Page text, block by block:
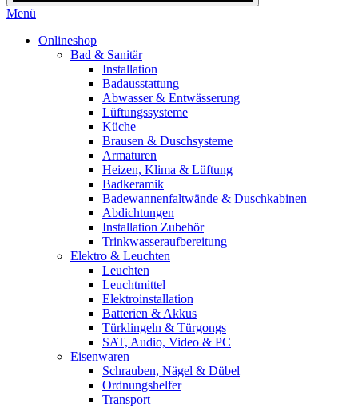
Menü
Onlineshop
Bad & Sanitär
Installation
Badausstattung
Abwasser & Entwässerung
Lüftungssysteme
Küche
Brausen & Duschsysteme
Armaturen
Heizen, Klima & Lüftung
Badkeramik
Badewannenfaltwände & Duschkabinen
Abdichtungen
Installation Zubehör
Trinkwasseraufbereitung
Elektro & Leuchten
Leuchten
Leuchtmittel
Elektroinstallation
Batterien & Akkus
Türklingeln & Türgongs
SAT, Audio, Video & PC
Eisenwaren
Schrauben, Nägel & Dübel
Ordnungshelfer
Transport